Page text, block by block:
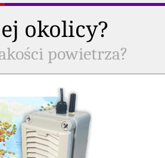
okolicy?
powietrza?